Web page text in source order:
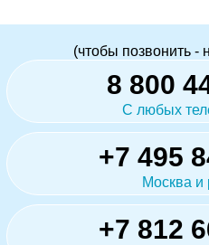
(чтобы позвонить -
8 800
С любых
+7 495
Москва и
+7 812